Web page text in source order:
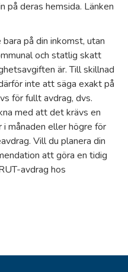
på deras hemsida. Länken
på din inkomst, utan
och statlig skatt
är. Till skillnad
inte att säga exakt på
för fullt avdrag, dvs.
med att det krävs en
månaden eller högre för
Vill du planera din
att göra en tidig
avdrag hos